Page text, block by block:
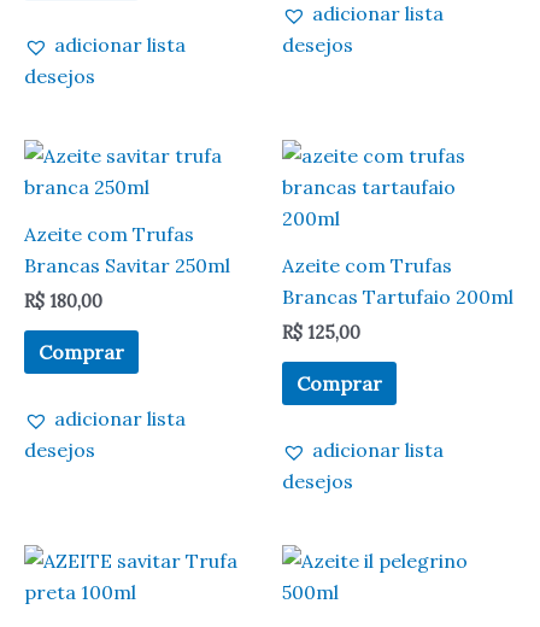
adicionar lista
desejos
adicionar lista
desejos
Azeite com Trufas
Brancas Savitar 250ml
R$ 180,00
Comprar
adicionar lista
desejos
Azeite com Trufas
Brancas Tartufaio 200ml
R$ 125,00
Comprar
adicionar lista
desejos